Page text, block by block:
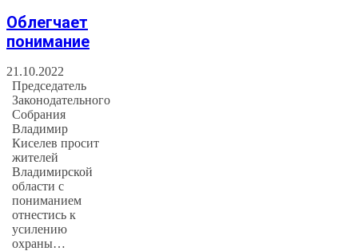
Облегчает
понимание
21.10.2022
Председатель
Законодательного
Собрания
Владимир
Киселев просит
жителей
Владимирской
области с
пониманием
отнестись к
усилению
охраны…